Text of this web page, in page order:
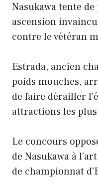
Nasukawa tente
ascension
contre le vétéran
Estrada, ancien
poids mouches,
de faire dérailler
attractions les
Le concours
de Nasukawa à
de championnat